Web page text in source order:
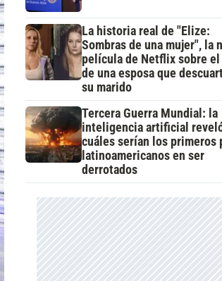
La historia real de "Elize:
Sombras de una mujer", la
película de Netflix sobre el
de una esposa que
su marido
Tercera Guerra Mundial: la
inteligencia artificial
cuáles serían los primeros
latinoamericanos en ser
derrotados